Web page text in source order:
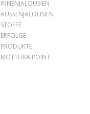
INNENJALOUSIEN
AUSSENJALOUSIEN
STOFFE
ERFOLGE
PRODUKTE
MOTTURA POINT